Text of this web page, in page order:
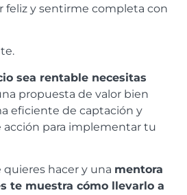
feliz y sentirme completa con
sea rentable necesitas
propuesta de valor bien
eficiente de captación y
acción para implementar tu
hacer y una mentora
te muestra cómo llevarlo a